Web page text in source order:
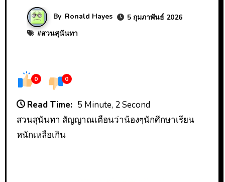
By Ronald Hayes
5 กุมภาพันธ์ 2026
#สวนสุนันทา
0 0
Read Time: 5 Minute, 2 Second
สวนสุนันทา สัญญาณเตือนว่าน้องๆนักศึกษาเรียน
หนักเหลือเกิน